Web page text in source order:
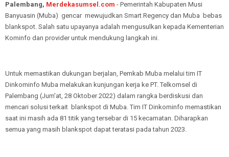
Palembang, Merdekasumsel.com - Pemerintah Kabupaten Musi
Banyuasin (Muba) gencar mewujudkan Smart Regency dan Muba bebas
blankspot. Salah satu upayanya adalah mengusulkan kepada Kementerian
Kominfo dan provider untuk mendukung langkah ini.
Untuk memastikan dukungan berjalan, Pemkab Muba melalui tim IT
Dinkominfo Muba melakukan kunjungan kerja ke PT. Telkomsel di
Palembang (Jum'at, 28 Oktober 2022) dalam rangka berdiskusi dan
mencari solusi terkait blankspot di Muba. Tim IT Dinkominfo memastikan
saat ini masih ada 81 titik yang tersebar di 15 kecamatan. Diharapkan
semua yang masih blankspot dapat teratasi pada tahun 2023.